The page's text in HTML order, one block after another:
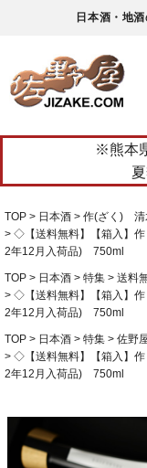
日本酒・地
※熊本
TOP 日本酒
作(ざく) 清
◇【送料無料】【箱入】
2年12月入荷品) 750ml
TOP 日本酒 特集
送料
◇【送料無料】【箱入】
2年12月入荷品) 750ml
TOP 日本酒 特集
佐野
◇【送料無料】【箱入】
2年12月入荷品) 750ml